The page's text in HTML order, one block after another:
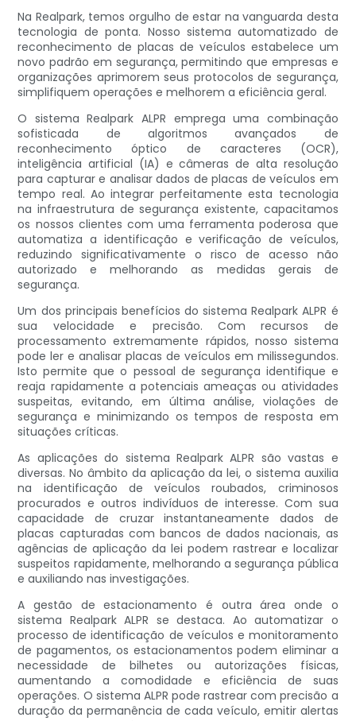
Na Realpark, temos orgulho de estar na vanguarda desta
tecnologia de ponta. Nosso sistema automatizado de
reconhecimento de placas de veículos estabelece um
novo padrão em segurança, permitindo que empresas e
organizações aprimorem seus protocolos de segurança,
simplifiquem operações e melhorem a eficiência geral.
O sistema Realpark ALPR emprega uma combinação
sofisticada de algoritmos avançados de
reconhecimento óptico de caracteres (OCR),
inteligência artificial (IA) e câmeras de alta resolução
para capturar e analisar dados de placas de veículos em
tempo real. Ao integrar perfeitamente esta tecnologia
na infraestrutura de segurança existente, capacitamos
os nossos clientes com uma ferramenta poderosa que
automatiza a identificação e verificação de veículos,
reduzindo significativamente o risco de acesso não
autorizado e melhorando as medidas gerais de
segurança.
Um dos principais benefícios do sistema Realpark ALPR é
sua velocidade e precisão. Com recursos de
processamento extremamente rápidos, nosso sistema
pode ler e analisar placas de veículos em milissegundos.
Isto permite que o pessoal de segurança identifique e
reaja rapidamente a potenciais ameaças ou atividades
suspeitas, evitando, em última análise, violações de
segurança e minimizando os tempos de resposta em
situações críticas.
As aplicações do sistema Realpark ALPR são vastas e
diversas. No âmbito da aplicação da lei, o sistema auxilia
na identificação de veículos roubados, criminosos
procurados e outros indivíduos de interesse. Com sua
capacidade de cruzar instantaneamente dados de
placas capturadas com bancos de dados nacionais, as
agências de aplicação da lei podem rastrear e localizar
suspeitos rapidamente, melhorando a segurança pública
e auxiliando nas investigações.
A gestão de estacionamento é outra área onde o
sistema Realpark ALPR se destaca. Ao automatizar o
processo de identificação de veículos e monitoramento
de pagamentos, os estacionamentos podem eliminar a
necessidade de bilhetes ou autorizações físicas,
aumentando a comodidade e eficiência de suas
operações. O sistema ALPR pode rastrear com precisão a
duração da permanência de cada veículo, emitir alertas